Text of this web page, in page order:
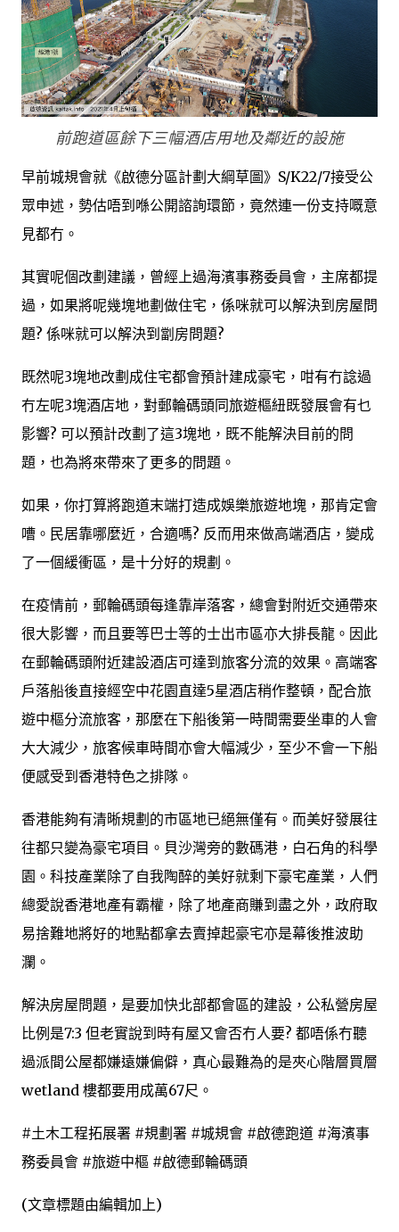
前跑道區餘下三幅酒店用地及鄰近的設施
早前城規會就《啟德分區計劃大綱草圖》S/K22/7接受公
眾申述，勢估唔到喺公開諮詢環節，竟然連一份支持嘅意
見都冇。
其實呢個改劃建議，曾經上過海濱事務委員會，主席都提
過，如果將呢幾塊地劃做住宅，係咪就可以解決到房屋問
題? 係咪就可以解決到劏房問題?
既然呢3塊地改劃成住宅都會預計建成豪宅，咁有冇諗過
冇左呢3塊酒店地，對郵輪碼頭同旅遊樞紐既發展會有乜
影響? 可以預計改劃了這3塊地，既不能解決目前的問
題，也為將來帶來了更多的問題。
如果，你打算將跑道末端打造成娛樂旅遊地塊，那肯定會
嘈。民居靠哪麼近，合適嗎? 反而用來做高端酒店，變成
了一個緩衝區，是十分好的規劃。
在疫情前，郵輪碼頭每逢靠岸落客，總會對附近交通帶來
很大影響，而且要等巴士等的士出市區亦大排長龍。因此
在郵輪碼頭附近建設酒店可達到旅客分流的效果。高端客
戶落船後直接經空中花園直達5星酒店稍作整頓，配合旅
遊中樞分流旅客，那麼在下船後第一時間需要坐車的人會
大大減少，旅客候車時間亦會大幅減少，至少不會一下船
便感受到香港特色之排隊。
香港能夠有清晰規劃的市區地已絕無僅有。而美好發展往
往都只變為豪宅項目。貝沙灣旁的數碼港，白石角的科學
園。科技產業除了自我陶醉的美好就剩下豪宅產業，人們
總愛說香港地產有霸權，除了地產商賺到盡之外，政府取
易捨難地將好的地點都拿去賣掉起豪宅亦是幕後推波助
瀾。
解決房屋問題，是要加快北部都會區的建設，公私營房屋
比例是7:3 但老實說到時有屋又會否冇人要? 都唔係冇聽
過派間公屋都嫌遠嫌偏僻，真心最難為的是夾心階層買層
wetland 樓都要用成萬67尺。
#土木工程拓展署 #規劃署 #城規會 #啟德跑道 #海濱事
務委員會 #旅遊中樞 #啟德郵輪碼頭
(文章標題由編輯加上)